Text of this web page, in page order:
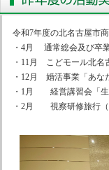
令和7年度の北名古屋市
・4月 通常総会及び卒
・11月 こどモール北名
・12月 婚活事業「あな
・1月 経営講習会「生
・2月 視察研修旅行（